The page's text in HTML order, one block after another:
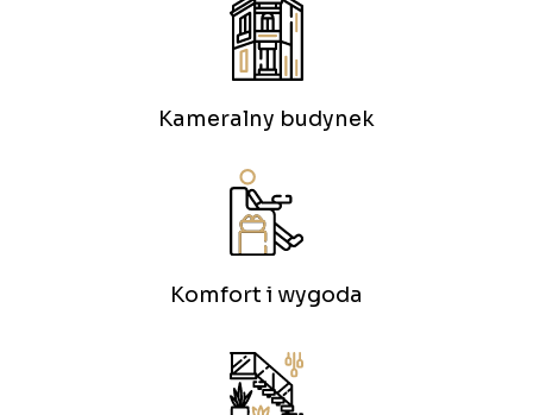
Kameralny budynek
Komfort i wygoda